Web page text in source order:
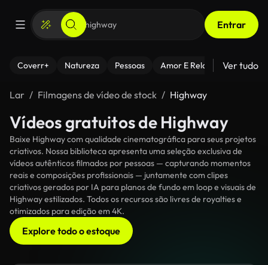
Entrar
Coverr+ Natureza Pessoas Amor E Relacionamentos
Ver tudo
Lar Filmagens de vídeo de stock Highway
Vídeos gratuitos de Highway
Baixe Highway com qualidade cinematográfica para seus projetos
criativos. Nossa biblioteca apresenta uma seleção exclusiva de
vídeos autênticos filmados por pessoas — capturando momentos
reais e composições profissionais — juntamente com clipes
criativos gerados por IA para planos de fundo em loop e visuais de
Highway estilizados. Todos os recursos são livres de royalties e
otimizados para edição em 4K.
Explore todo o estoque